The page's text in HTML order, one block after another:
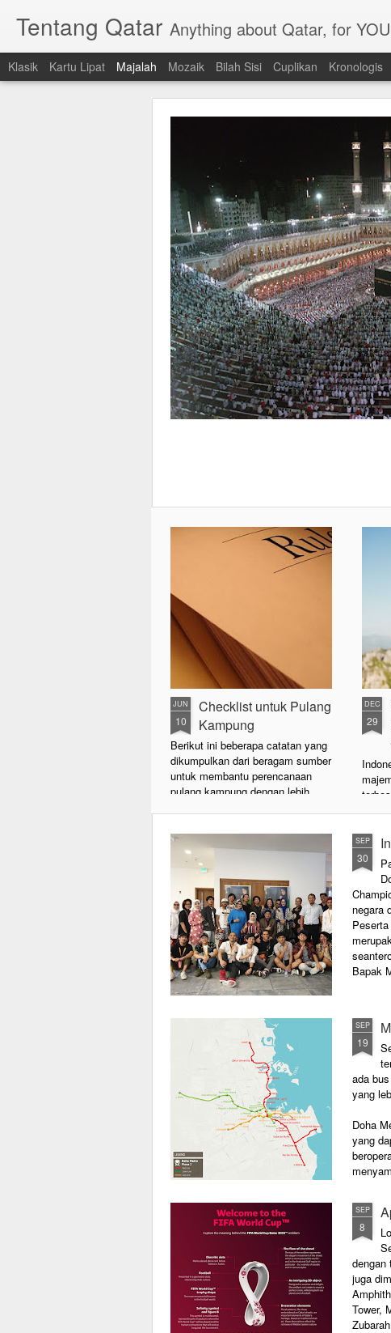
Tentang Qatar Anything about Qatar, for
Klasik Kartu Lipat Majalah Mozaik Bilah Sisi Cuplikan Kronologis
JUN
10
Checklist untuk Pulang
Kampung
Berikut ini beberapa catatan yang
dikumpulkan dari beragam sumber
untuk membantu perencanaan
pulang kampung dengan lebih
Urusan Kantor
Rencanakan jadwal
keberangkatan sedini mungkin
dan informasikan ke bagian HR
Untuk mempercepat dan
mempermudah proses
administrasi.
Clearance form
Bila mendapatkan clearance form,
segera lakukan clearance ke
tempat yang diperlukan.
DEC
29
yang
Pada
2019
SEP
30
negara
Bapak
SEP
19
ada
yang
Doha
yang
SEP
8
dengan
juga
Tower,